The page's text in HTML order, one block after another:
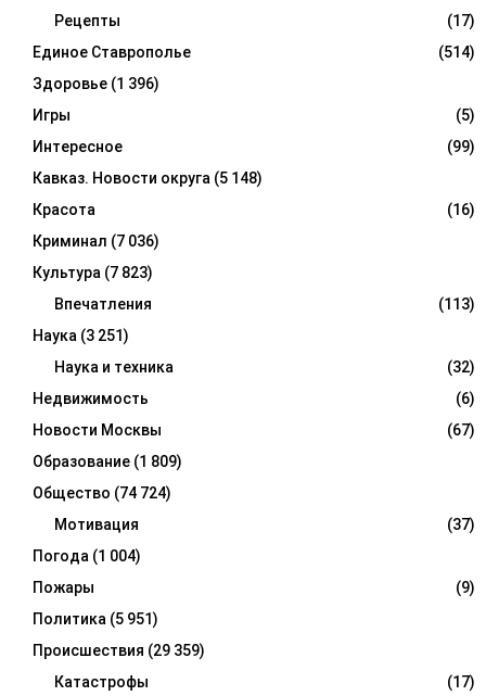
Рецепты
(17)
Единое Ставрополье
(514)
Здоровье (1 396)
Игры
(5)
Интересное
(99)
Кавказ. Новости округа (5 148)
Красота
(16)
Криминал (7 036)
Культура (7 823)
Впечатления
(113)
Наука (3 251)
Наука и техника
(32)
Недвижимость
(6)
Новости Москвы
(67)
Образование (1 809)
Общество (74 724)
Мотивация
(37)
Погода (1 004)
Пожары
(9)
Политика (5 951)
Происшествия (29 359)
Катастрофы
(17)